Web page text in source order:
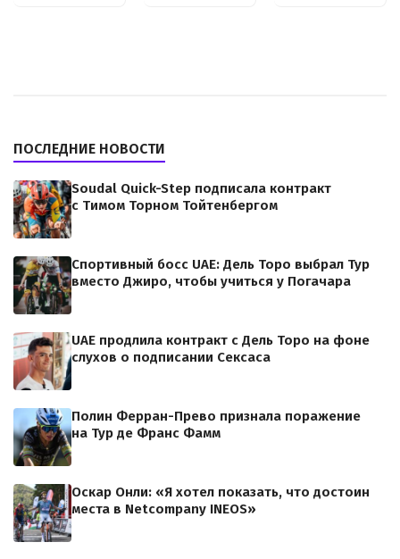
ПОСЛЕДНИЕ НОВОСТИ
Soudal Quick-Step подписала контракт
с Тимом Торном Тойтенбергом
Спортивный босс UAE: Дель Торо выбрал Тур
вместо Джиро, чтобы учиться у Погачара
UAE продлила контракт с Дель Торо на фоне
слухов о подписании Сексаса
Полин Ферран-Прево признала поражение
на Тур де Франс Фамм
Оскар Онли: «Я хотел показать, что достоин
места в Netcompany INEOS»